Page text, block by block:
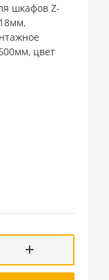
шкафов Z-
цвет